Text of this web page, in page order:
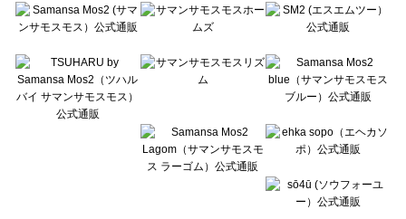
Te chichi（テチチ）のアウター一覧
Te chichi CLASSIC（テチチ クラシック）のアウター一覧
Lugnoncure（ルノンキュール）のアウター一覧
BETTY'S BLUE（べティーズブルー）のアウター一覧
Wpc.（ワールドパーティー）のアウター一覧